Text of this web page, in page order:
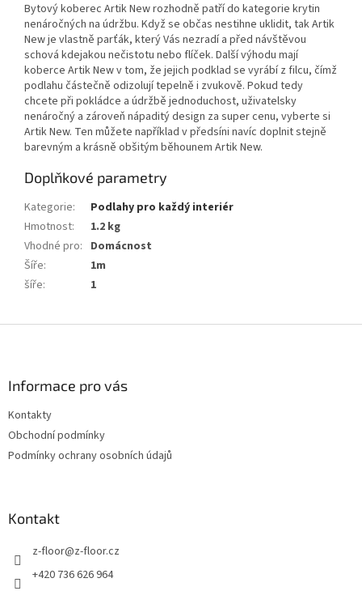
Bytový koberec Artik New rozhodně patří do kategorie krytin
nenáročných na údržbu. Když se občas nestihne uklidit, tak Artik
New je vlastně parťák, který Vás nezradí a před návštěvou
schová kdejakou nečistotu nebo flíček. Další výhodu mají
koberce Artik New v tom, že jejich podklad se vyrábí z filcu, čímž
podlahu částečně odizolují tepelně i zvukově. Pokud tedy
chcete při pokládce a údržbě jednoduchost, uživatelsky
nenáročný a zároveň nápaditý design za super cenu, vyberte si
Artik New. Ten můžete například v předsíni navíc doplnit stejně
barevným a krásně obšitým běhounem Artik New.
Doplňkové parametry
Kategorie:
Podlahy pro každý interiér
Hmotnost:
1.2 kg
Vhodné pro: Domácnost
Šíře:
1m
šíře: 1
Informace pro vás
Kontakty
Obchodní podmínky
Podmínky ochrany osobních údajů
Kontakt
z-floor@z-floor.cz
+420 736 626 964